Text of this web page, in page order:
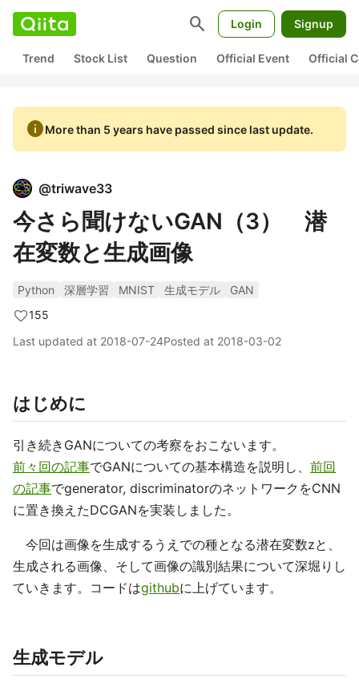
search Login Signup
Trend Stock List Question Official Event Official
infoMore than 5 years have passed since last update.
@triwave33
今さら聞けないGAN（3） 潜
在変数と生成画像
Python 深層学習 MNIST 生成モデル
GAN
155
Last updated at 2018-07-24Posted at 2018-03-02
はじめに
引き続きGANについての考察をおこないます。
前々回の記事でGANについての基本構造を説明し、 前回
の記事でgenerator, discriminatorのネットワークをCNN
に置き換えたDCGANを実装しました。
今回は画像を生成するうえでの種となる潜在変数zと、
生成される画像、そして画像の識別結果について深堀りし
ていきます。コードはgithubに上げています。
生成モデル